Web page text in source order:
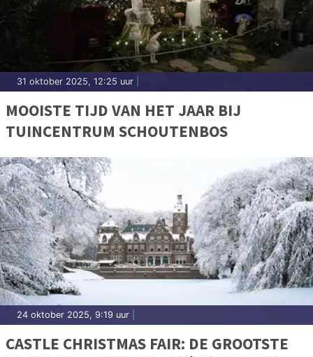
31 oktober 2025, 12:25 uur
MOOISTE TIJD VAN HET JAAR BIJ
TUINCENTRUM SCHOUTENBOS
24 oktober 2025, 9:19 uur
CASTLE CHRISTMAS FAIR: DE GROOTSTE